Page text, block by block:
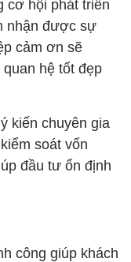
cơ hội phát triển
nhận được sự
cảm ơn sẽ
hệ tốt đẹp
kiến chuyên gia
soát vốn
đầu tư ổn định
công giúp khách